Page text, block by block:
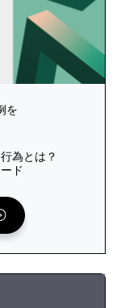
を
為とは？
ド